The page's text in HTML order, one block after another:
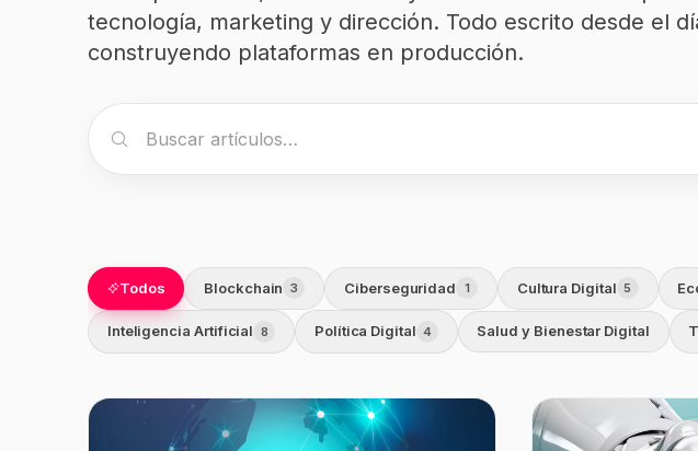
Infraestructura
Ver todos los servicios
tecnología, marketing y dirección. Todo escrito desde el
construyendo plataformas en producción.
Buscar artículos
Todos Blockchain 3 Ciberseguridad 1 Cultura Digital 5
Inteligencia Artificial 8 Política Digital 4 Salud y Bienestar Digital